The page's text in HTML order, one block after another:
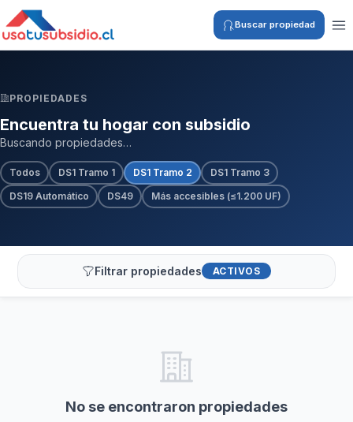
Buscar propiedad
PROPIEDADES
Encuentra tu hogar con subsidio
Buscando propiedades…
Todos DS1 Tramo 1 DS1 Tramo 2
DS1 Tramo 3
DS19 Automático
DS49 Más accesibles (≤1.200 UF)
Filtrar propiedades ACTIVOS
No se encontraron propiedades